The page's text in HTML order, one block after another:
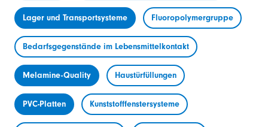
Lager und Transportsysteme Fluoropolymergruppe
Bedarfsgegenstände im Lebensmittelkontakt
Melamine-Quality Haustürfüllungen
PVC-Platten Kunststofffenstersysteme